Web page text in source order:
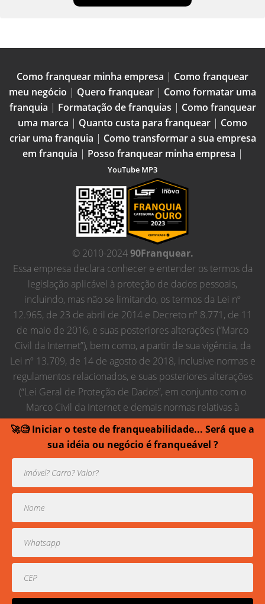
🚀🧐 Iniciar o teste de franqueabilidade... Será que a
sua idéia ou negócio é franqueável ?
Como franquear minha empresa | Como franquear
meu negócio | Quero franquear | Como formatar uma
franquia | Formatação de franquias | Como franquear
uma marca | Quanto custa para franquear | Como
criar uma franquia | Como transformar a sua empresa
em franquia | Posso franquear minha empresa |
YouTube MP3
© 2010-202490Franquear.
Essa empresa declara conhecer e entender os termos da
legislação aplicável à proteção de dados pessoais,
incluindo, mas não se limitando, os termos da Lei nº
12.965, de 23 de abril de 2014 e Decreto nº 8.771, de 11
de maio de 2016, e suas posteriores alterações (“Marco
Civil da Internet”), bem como, a partir de sua vigência, da
Lei nº 13.709, de 14 de agosto de 2018, inclusive normas e
regulamentos relacionados, e suas posteriores alterações
(“Lei Geral de Proteção de Dados”, em conjunto com o
Marco Civil da Internet e demais normas relativas à
proteção de dados pessoais, “Regras de Proteção de
Dados”), obrigando-se, em conjunto com seus
empregados, colaboradores, membros estatutários,
prepostos e terceiros contratados relacionados ao
estabelecido nesta lei.
Usamos cookies para prover uma experiência melhor de
navegação.
Todos direitos reservados contra cópias ou reproduções
parciais de contéudo.